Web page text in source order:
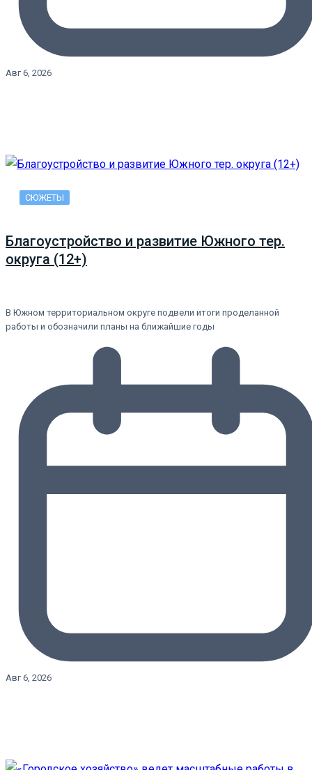
Авг 6, 2026
СЮЖЕТЫ
Благоустройство и развитие Южного тер.
округа (12+)
В Южном территориальном округе подвели итоги проделанной
работы и обозначили планы на ближайшие годы
Авг 6, 2026